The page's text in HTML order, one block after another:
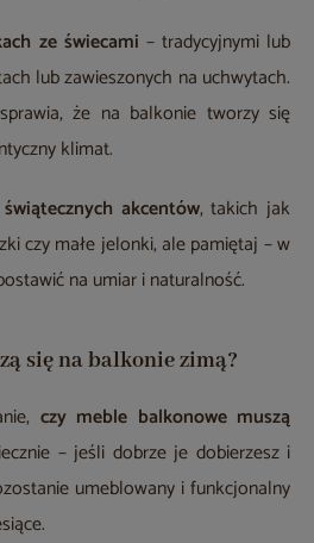
ze świecami – tradycyjnymi lub
lub zawieszonych na uchwytach.
że na balkonie tworzy się
klimat.
świątecznych akcentów, takich jak
czy małe jelonki, ale pamiętaj – w
na umiar i naturalność.
się na balkonie zimą?
czy meble balkonowe muszą
– jeśli dobrze je dobierzesz i
umeblowany i funkcjonalny